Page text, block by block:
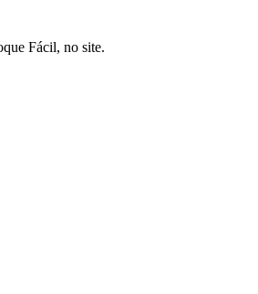
Fácil, no site.